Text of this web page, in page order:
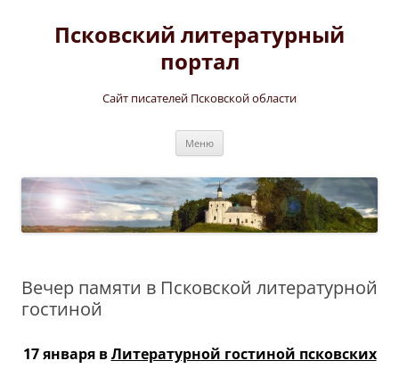
содержимому
Псковский литературный
портал
Сайт писателей Псковской области
Меню
Вечер памяти в Псковской литературной
гостиной
17 января в Литературной гостиной псковских